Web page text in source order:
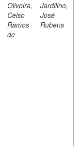
Oliveira,
Celso
Ramos
de
Jardilino,
José
Rubens